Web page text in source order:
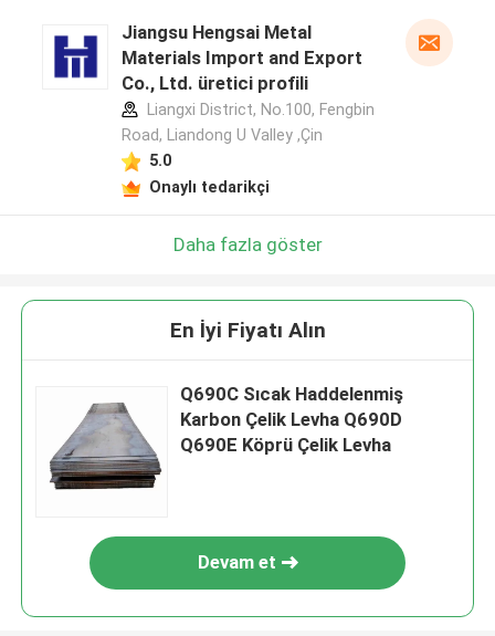
Jiangsu Hengsai Metal
Materials Import and Export
Co., Ltd. üretici profili
Liangxi District, No.100, Fengbin
Road, Liandong U Valley ,Çin
5.0
Onaylı tedarikçi
Daha fazla göster
En İyi Fiyatı Alın
Q690C Sıcak Haddelenmiş
Karbon Çelik Levha Q690D
Q690E Köprü Çelik Levha
Devam et